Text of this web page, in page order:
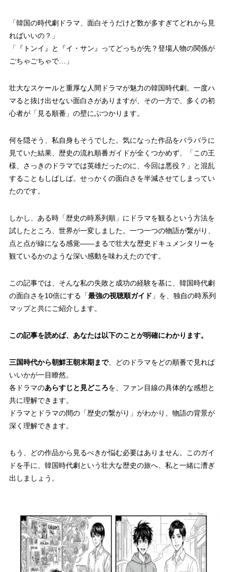
「韓国の時代劇ドラマ、面白そうだけど数が多すぎてどれから見
ればいいの？」
「『トンイ』と『イ・サン』ってどっちが先？登場人物の関係が
ごちゃごちゃで…」
壮大なスケールと重厚な人間ドラマが魅力の韓国時代劇。一度ハ
マると抜け出せない面白さがありますが、その一方で、多くの初
心者が「見る順番」の壁にぶつかります。
何を隠そう、私自身もそうでした。気になった作品をバラバラに
見ていた結果、歴史の流れ順番ガイドが全くつかめず、「この王
様、さっきのドラマでは英雄だったのに、今回は悪役？」と混乱
することもしばしば。せっかくの面白さを半減させてしまってい
たのです。
しかし、ある時「歴史の時系列順」にドラマを観るという方法を
試したところ、世界が一変しました。一つ一つの物語が繋がり、
点と点が線になる感覚――まるで壮大な歴史ドキュメンタリーを
観ているかのような深い感動を味わえたのです。
この記事では、そんな私の失敗と成功の経験を基に、韓国時代劇
の面白さを10倍にする「最強の視聴順ガイド 」を、独自の時系列
マップと共にご紹介します。
この記事を読めば、あなたは以下のことが明確にわかります。
三国時代から朝鮮王朝末期まで、どのドラマをどの順番で見れば
いいかが一目瞭然。
各ドラマのあらすじと見どころを、ファン目線の具体的な感想と
共に理解できます。
ドラマとドラマの間の「歴史の繋がり」がわかり、物語の背景が
深く理解できます。
もう、どの作品から見るべきか悩む必要はありません。このガイ
ドを手に、韓国時代劇という壮大な歴史の旅へ、私と一緒に漕ぎ
出しましょう。